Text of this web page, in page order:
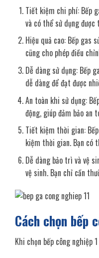
Tiết kiệm chi phí: Bếp
và có thể sử dụng
Hiệu quả cao: Bếp gas
cũng cho phép điều
Dễ dàng sử dụng: Bếp
dễ dàng để đạt được
An toàn khi sử dụng:
động, giúp đảm bảo an
Tiết kiệm thời gian:
kiệm thời gian. Bạn có
Dễ dàng bảo trì và vệ
vệ sinh. Bạn chỉ cần
Cách chọn bếp
Khi chọn bếp công nghiệp